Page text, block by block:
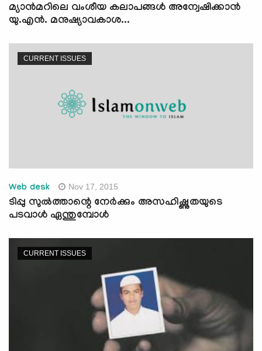
മ്യാന്‍മറിലെ വംശീയ കലാപങ്ങള്‍ അന്വേഷിക്കാന്‍
യു.എന്‍. മനുഷ്യാവകാശ...
CURRENT ISSUES
Web desk Nov 17, 2015
ടിപ്പു സുല്‍ത്താന്റെ നേര്‍ക്കും അസഹിഷ്ണുതയുടെ
പടവാള്‍ ഏന്തുമ്പോള്‍
CURRENT ISSUES